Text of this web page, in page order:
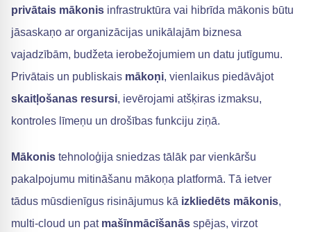
privātais mākonis infrastruktūra vai hibrīda mākonis būtu
jāsaskaņo ar organizācijas unikālajām biznesa
vajadzībām, budžeta ierobežojumiem un datu jutīgumu.
Privātais un publiskais mākoņi, vienlaikus piedāvājot
skaitļošanas resursi, ievērojami atšķiras izmaksu,
kontroles līmeņu un drošības funkciju ziņā.
Mākonis tehnoloģija sniedzas tālāk par vienkāršu
pakalpojumu mitināšanu mākoņa platformā. Tā ietver
tādus mūsdienīgus risinājumus kā izkliedēts mākonis,
multi-cloud un pat mašīnmācīšanās spējas, virzot